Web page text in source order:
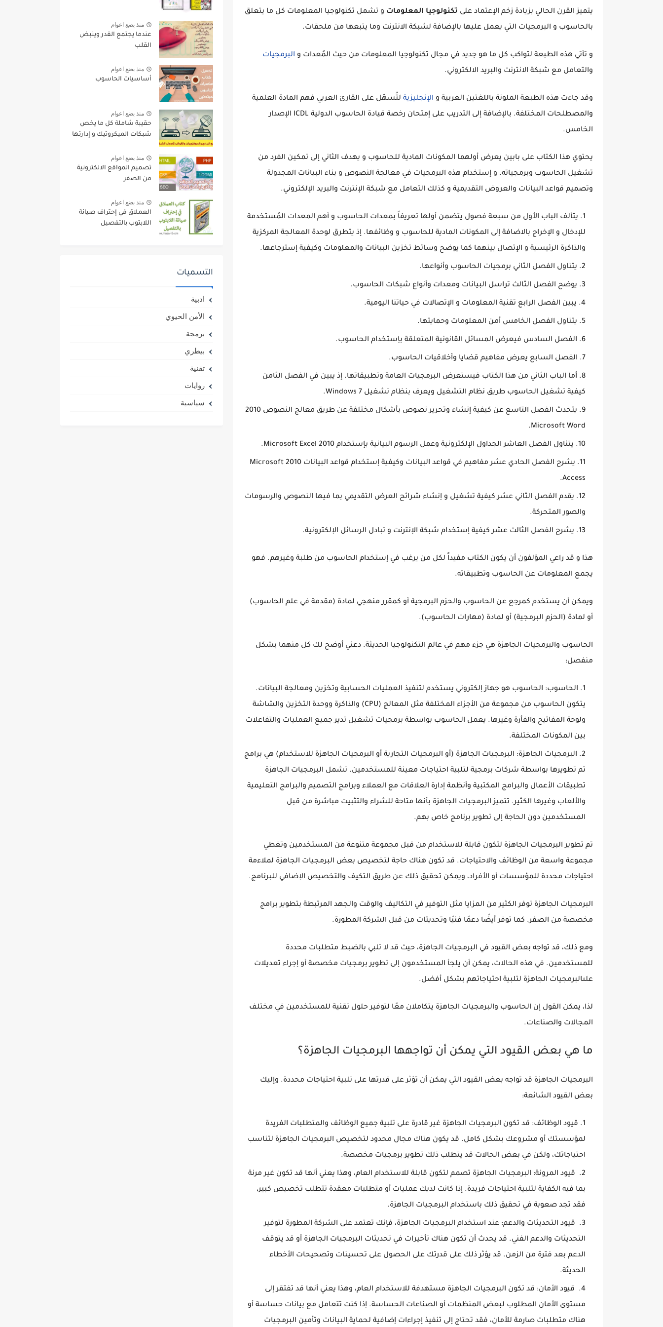
يتميز القرن الحالي بزيادة زخم الإعتماد على تكنولوجيا المعلومات و تشمل تكنولوجيا المعلومات كل ما يتعلق
بالحاسوب و البرمجيات التي يعمل عليها بالإضافة لشبكة الانترنت وما يتبعها من ملحقات.
و تأتي هذه الطبعة لتواكب كل ما هو جديد في مجال تكنولوجيا المعلومات من حيث المُعدات و البرمجيات
والتعامل مع شبكة الانترنت والبريد الالكتروني.
وقد جاءت هذه الطبعة الملونة باللغتين العربية و الإنجليزية لتُسهّل على القارئ العربي فهم المادة العلمية
والمصطلحات المختلفة. بالإضافة إلى التدريب على إمتحان رخصة قيادة الحاسوب الدولية ICDL الإصدار
الخامس.
يحتوي هذا الكتاب على بابين يعرض أولهما المكونات المادية للحاسوب و يهدف الثاني إلى تمكين الفرد من
تشغيل الحاسوب وبرمجياته. و إستخدام هذه البرمجيات في معالجة النصوص و بناء البيانات المجدولة
وتصميم قواعد البيانات والعروض التقديمية و كذلك التعامل مع شبكة الإنترنت والبريد الإلكتروني.
يتألف الباب الأول من سبعة فصول يتضمن أولها تعريفاً بمعدات الحاسوب و أهم المعدات المُستخدمة
للإدخال و الإخراج بالاضافة إلى المكونات المادية للحاسوب و وظائفها. إذ يتطرق لوحدة المعالجة المركزية
والذاكرة الرئيسية و الإتصال بينهما كما يوضح وسائط تخزين البيانات والمعلومات وكيفية إسترجاعها.
يتناول الفصل الثاني برمجيات الحاسوب وأنواعها.
يوضح الفصل الثالث تراسل البيانات ومعدات وأنواع شبكات الحاسوب.
يبين الفصل الرابع تقنية المعلومات و الإتصالات في حياتنا اليومية.
يتناول الفصل الخامس أمن المعلومات وحمايتها.
الفصل السادس فيعرض المسائل القانونية المتعلقة بإستخدام الحاسوب.
الفصل السابع يعرض مفاهيم قضايا وأخلاقيات الحاسوب.
أما الباب الثاني من هذا الكتاب فيستعرض البرمجيات العامة وتطبيقاتها. إذ يبين في الفصل الثامن
كيفية تشغيل الحاسوب طريق نظام التشغيل ويعرف بنظام تشغيل 7 Windows.
يتحدث الفصل التاسع عن كيفية إنشاء وتحرير نصوص بأشكال مختلفة عن طريق معالج النصوص 2010
Microsoft Word.
يتناول الفصل العاشر الجداول الإلكترونية وعمل الرسوم البيانية بإستخدام 2010 Microsoft Excel.
يشرح الفصل الحادي عشر مفاهيم في قواعد البيانات وكيفية إستخدام قواعد البيانات 2010 Microsoft
Access.
يقدم الفصل الثاني عشر كيفية تشغيل و إنشاء شرائح العرض التقديمي بما فيها النصوص والرسومات
والصور المتحركة.
يشرح الفصل الثالث عشر كيفية إستخدام شبكة الإنترنت و تبادل الرسائل الإلكترونية.
هذا و قد راعي المؤلفون أن يكون الكتاب مفيداً لكل من يرغب في إستخدام الحاسوب من طلبة وغيرهم. فهو
يجمع المعلومات عن الحاسوب وتطبيقاته.
ويمكن أن يستخدم كمرجع عن الحاسوب والحزم البرمجية أو كمقرر منهجي لمادة (مقدمة في علم الحاسوب)
أو لمادة (الحزم البرمجية) أو لمادة (مهارات الحاسوب).
الحاسوب والبرمجيات الجاهزة هي جزء مهم في عالم التكنولوجيا الحديثة. دعني أوضح لك كل منهما بشكل
منفصل:
الحاسوب: الحاسوب هو جهاز إلكتروني يستخدم لتنفيذ العمليات الحسابية وتخزين ومعالجة البيانات.
يتكون الحاسوب من مجموعة من الأجزاء المختلفة مثل المعالج (CPU) والذاكرة ووحدة التخزين والشاشة
ولوحة المفاتيح والفأرة وغيرها. يعمل الحاسوب بواسطة برمجيات تشغيل تدير جميع العمليات والتفاعلات
بين المكونات المختلفة.
البرمجيات الجاهزة: البرمجيات الجاهزة (أو البرمجيات التجارية أو البرمجيات الجاهزة للاستخدام) هي برامج
تم تطويرها بواسطة شركات برمجية لتلبية احتياجات معينة للمستخدمين. تشمل البرمجيات الجاهزة
تطبيقات الأعمال والبرامج المكتبية وأنظمة إدارة العلاقات مع العملاء وبرامج التصميم والبرامج التعليمية
والألعاب وغيرها الكثير. تتميز البرمجيات الجاهزة بأنها متاحة للشراء والتثبيت مباشرة من قبل
المستخدمين دون الحاجة إلى تطوير برنامج خاص بهم.
تم تطوير البرمجيات الجاهزة لتكون قابلة للاستخدام من قبل مجموعة متنوعة من المستخدمين وتغطي
مجموعة واسعة من الوظائف والاحتياجات. قد تكون هناك حاجة لتخصيص بعض البرمجيات الجاهزة لملاءمة
احتياجات محددة للمؤسسات أو الأفراد، ويمكن تحقيق ذلك عن طريق التكيف والتخصيص الإضافي للبرنامج.
البرمجيات الجاهزة توفر الكثير من المزايا مثل التوفير في التكاليف والوقت والجهد المرتبطة بتطوير برامج
مخصصة من الصفر. كما توفر أيضًا دعمًا فنيًا وتحديثات من قبل الشركة المطورة.
ومع ذلك، قد تواجه بعض القيود في البرمجيات الجاهزة، حيث قد لا تلبي بالضبط متطلبات محددة
للمستخدمين. في هذه الحالات، يمكن أن يلجأ المستخدمون إلى تطوير برمجيات مخصصة أو إجراء تعديلات
علىالبرمجيات الجاهزة لتلبية احتياجاتهم بشكل أفضل.
لذا، يمكن القول إن الحاسوب والبرمجيات الجاهزة يتكاملان معًا لتوفير حلول تقنية للمستخدمين في مختلف
المجالات والصناعات.
ما هي بعض القيود التي يمكن أن تواجهها البرمجيات الجاهزة؟
البرمجيات الجاهزة قد تواجه بعض القيود التي يمكن أن تؤثر على قدرتها على تلبية احتياجات محددة. وإليك
بعض القيود الشائعة:
قيود الوظائف: قد تكون البرمجيات الجاهزة غير قادرة على تلبية جميع الوظائف والمتطلبات الفريدة
لمؤسستك أو مشروعك بشكل كامل. قد يكون هناك مجال محدود لتخصيص البرمجيات الجاهزة لتناسب
احتياجاتك، ولكن في بعض الحالات قد يتطلب ذلك تطوير برمجيات مخصصة.
قيود المرونة: البرمجيات الجاهزة تصمم لتكون قابلة للاستخدام العام، وهذا يعني أنها قد تكون غير مرنة
بما فيه الكفاية لتلبية احتياجات فريدة. إذا كانت لديك عمليات أو متطلبات معقدة تتطلب تخصيص كبير،
فقد تجد صعوبة في تحقيق ذلك باستخدام البرمجيات الجاهزة.
قيود التحديثات والدعم: عند استخدام البرمجيات الجاهزة، فإنك تعتمد على الشركة المطورة لتوفير
التحديثات والدعم الفني. قد يحدث أن تكون هناك تأخيرات في تحديثات البرمجيات الجاهزة أو قد يتوقف
الدعم بعد فترة من الزمن. قد يؤثر ذلك على قدرتك على الحصول على تحسينات وتصحيحات الأخطاء
الحديثة.
قيود الأمان: قد تكون البرمجيات الجاهزة مستهدفة للاستخدام العام، وهذا يعني أنها قد تفتقر إلى
مستوى الأمان المطلوب لبعض المنظمات أو الصناعات الحساسة. إذا كنت تتعامل مع بيانات حساسة أو
هناك متطلبات صارمة للأمان، فقد تحتاج إلى تنفيذ إجراءات إضافية لحماية البيانات وتأمين البرمجيات
منذ بضع اعوام
عندما يجتمع القدر وينبض
القلب
منذ بضع اعوام
أساسيات الحاسوب
منذ بضع اعوام
حقيبة شاملة كل ما يخص
شبكات الميكروتيك و إدارتها
منذ بضع اعوام
تصميم المواقع الالكترونية
من الصفر
منذ بضع اعوام
العملاق في إحتراف صيانة
اللابتوب بالتفصيل
التسميات
ادبية
الأمن الحيوي
برمجة
بيطري
تقنية
روايات
سياسية